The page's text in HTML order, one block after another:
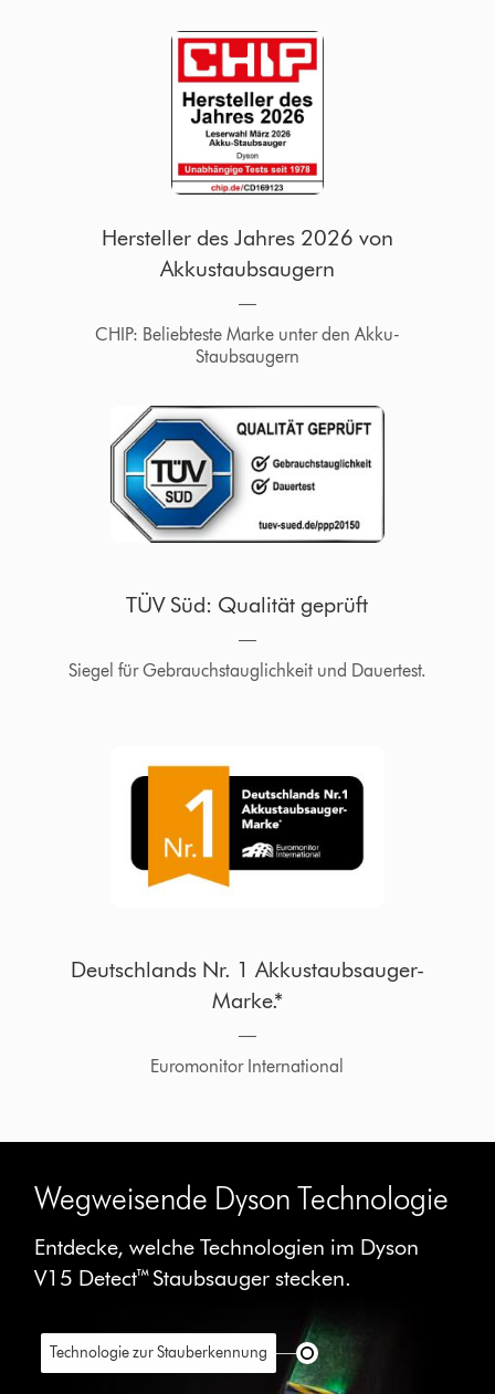
Hersteller des Jahres 2026 von
Akkustaubsaugern
―
CHIP: Beliebteste Marke unter den Akku-
Staubsaugern
TÜV Süd: Qualität geprüft
―
Siegel für Gebrauchstauglichkeit und Dauertest.
Deutschlands Nr. 1 Akkustaubsauger-
Marke.*
―
Euromonitor International
Wegweisende Dyson Technologie
Entdecke, welche Technologien im Dyson
V15 Detect™ Staubsauger stecken.
Technologie zur Stauberkennung